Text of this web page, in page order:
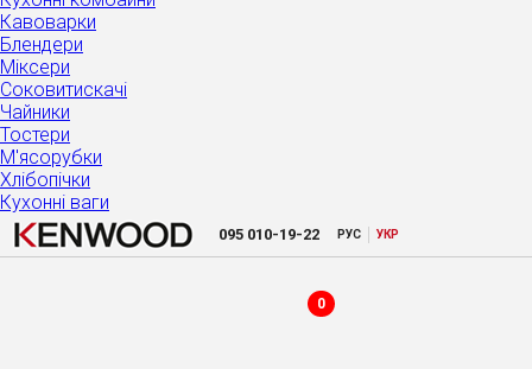
Кавоварки
Блендери
Міксери
Соковитискачі
Чайники
Тостери
М'ясорубки
Хлібопічки
Кухонні ваги
095 010-19-22 РУC | УКР
0